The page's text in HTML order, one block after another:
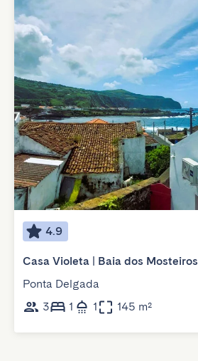
4.9
Casa Violeta | Baia dos Mosteiros
Ponta Delgada
3
1 1 145 m²